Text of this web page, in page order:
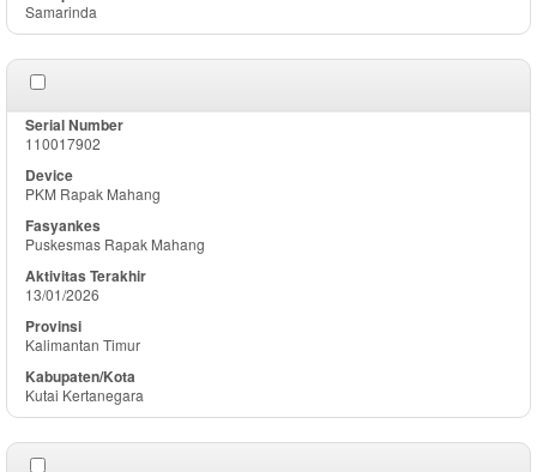
Samarinda
110017902
PKM Rapak Mahang
Puskesmas Rapak Mahang
13/01/2026
Kalimantan Timur
Kutai Kertanegara